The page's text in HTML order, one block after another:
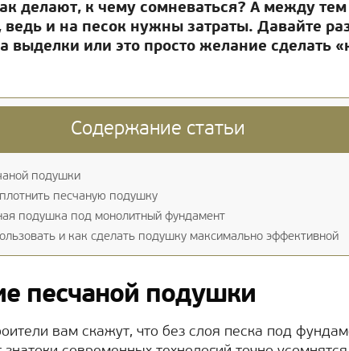
делают, к чему сомневаться? А между тем
ведь и на песок нужны затраты. Давайте
выделки или это просто желание сделать
Содержание статьи
подушки
песчаную подушку
подушка под монолитный фундамент
и как сделать подушку максимально эффективной
песчаной подушки
вам скажут, что без слоя песка под